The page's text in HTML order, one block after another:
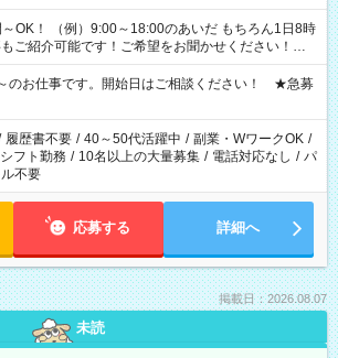
OK！ （例）9:00～18:00のあいだ もちろん1日8時
ご紹介可能です！ご希望をお聞かせください！★
お休みが必要な場合も遠慮なくご相談ください。
間以上の勤務が必要です
のお仕事です。開始日はご相談ください！ ★急募
履歴書不要 / 40～50代活躍中 / 副業・WワークOK /
シフト勤務 / 10名以上の大量募集 / 電話対応なし / パ
不要
応募する 詳細へ
掲載日：2026.08.07
未読